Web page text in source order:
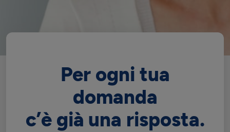
Per ogni tua
domanda
c’è già una risposta.